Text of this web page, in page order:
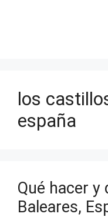
los
españa
Qué hacer y
Baleares,